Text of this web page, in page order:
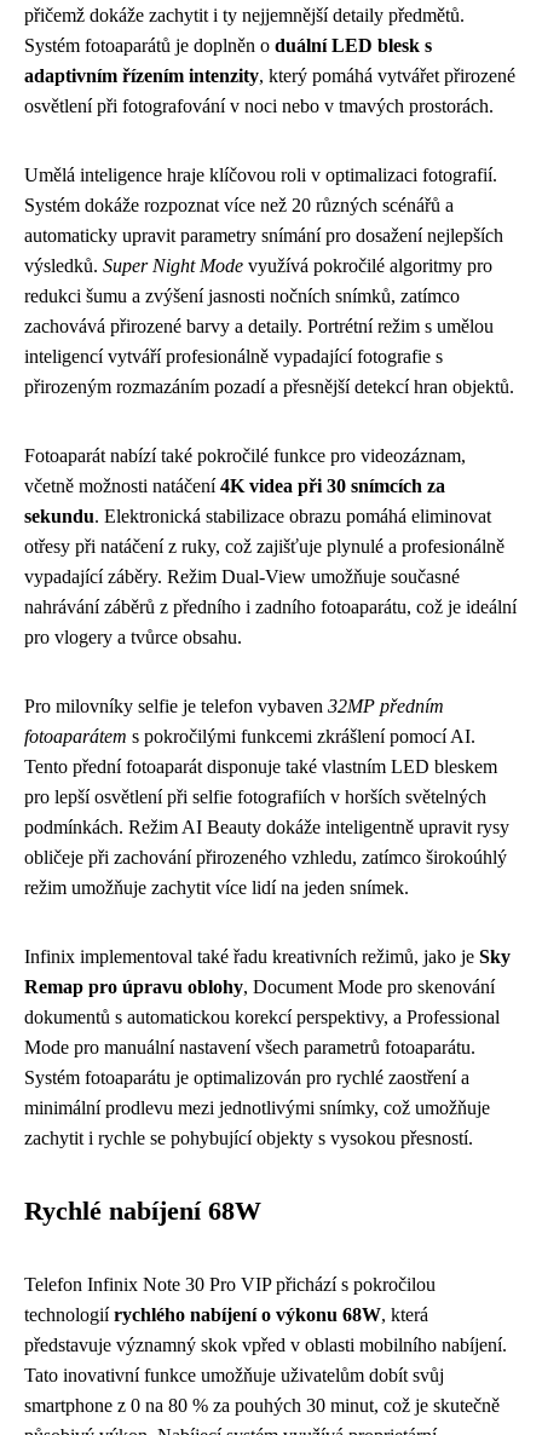
přičemž dokáže zachytit i ty nejjemnější detaily předmětů.
Systém fotoaparátů je doplněn o duální LED blesk s
adaptivním řízením intenzity, který pomáhá vytvářet přirozené
osvětlení při fotografování v noci nebo v tmavých prostorách.
Umělá inteligence hraje klíčovou roli v optimalizaci fotografií.
Systém dokáže rozpoznat více než 20 různých scénářů a
automaticky upravit parametry snímání pro dosažení nejlepších
výsledků. Super Night Mode využívá pokročilé algoritmy pro
redukci šumu a zvýšení jasnosti nočních snímků, zatímco
zachovává přirozené barvy a detaily. Portrétní režim s umělou
inteligencí vytváří profesionálně vypadající fotografie s
přirozeným rozmazáním pozadí a přesnější detekcí hran objektů.
Fotoaparát nabízí také pokročilé funkce pro videozáznam,
včetně možnosti natáčení4K videa při 30 snímcích za
sekundu. Elektronická stabilizace obrazu pomáhá eliminovat
otřesy při natáčení z ruky, což zajišťuje plynulé a profesionálně
vypadající záběry. Režim Dual-View umožňuje současné
nahrávání záběrů z předního i zadního fotoaparátu, což je ideální
pro vlogery a tvůrce obsahu.
Pro milovníky selfie je telefon vybaven 32MP předním
fotoaparátem s pokročilými funkcemi zkrášlení pomocí AI.
Tento přední fotoaparát disponuje také vlastním LED bleskem
pro lepší osvětlení při selfie fotografiích v horších světelných
podmínkách. Režim AI Beauty dokáže inteligentně upravit rysy
obličeje při zachování přirozeného vzhledu, zatímco širokoúhlý
režim umožňuje zachytit více lidí na jeden snímek.
Infinix implementoval také řadu kreativních režimů, jako je Sky
Remap pro úpravu oblohy, Document Mode pro skenování
dokumentů s automatickou korekcí perspektivy, a Professional
Mode pro manuální nastavení všech parametrů fotoaparátu.
Systém fotoaparátu je optimalizován pro rychlé zaostření a
minimální prodlevu mezi jednotlivými snímky, což umožňuje
zachytit i rychle se pohybující objekty s vysokou přesností.
Rychlé nabíjení 68W
Telefon Infinix Note 30 Pro VIP přichází s pokročilou
technologiírychlého nabíjení o výkonu 68W, která
představuje významný skok vpřed v oblasti mobilního nabíjení.
Tato inovativní funkce umožňuje uživatelům dobít svůj
smartphone z 0 na 80 % za pouhých 30 minut, což je skutečně